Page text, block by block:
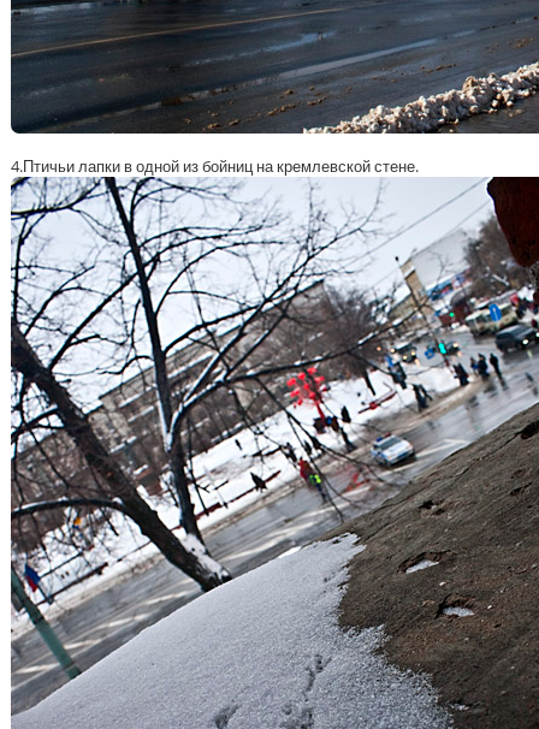
4.Птичьи лапки в одной из бойниц на кремлевской стене.